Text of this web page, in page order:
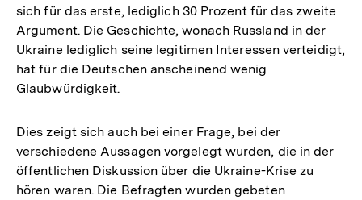
sich für das erste, lediglich 30 Prozent für das zweite
Argument. Die Geschichte, wonach Russland in der
Ukraine lediglich seine legitimen Interessen verteidigt,
hat für die Deutschen anscheinend wenig
Glaubwürdigkeit.
Dies zeigt sich auch bei einer Frage, bei der
verschiedene Aussagen vorgelegt wurden, die in der
öffentlichen Diskussion über die Ukraine-Krise zu
hören waren. Die Befragten wurden gebeten